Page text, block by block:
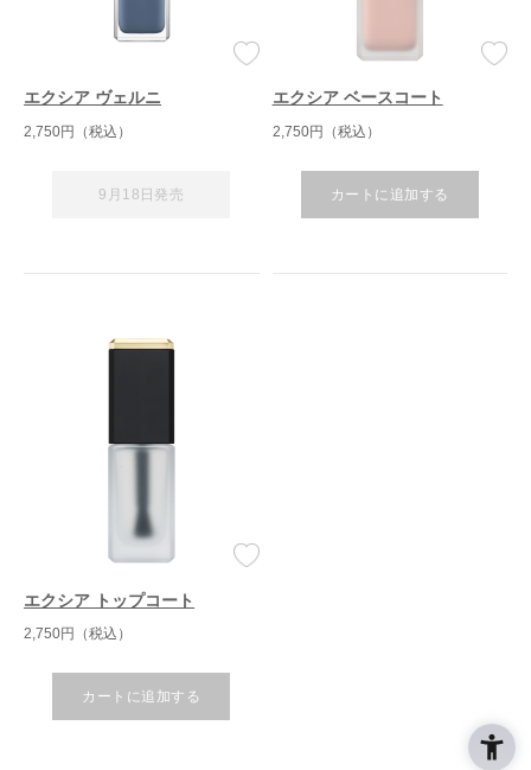
エクシア ヴェルニ
2,750円（税込）
9月18日発売
エクシア ベースコート
2,750円（税込）
カートに追加する
エクシア トップコート
2,750円（税込）
カートに追加する